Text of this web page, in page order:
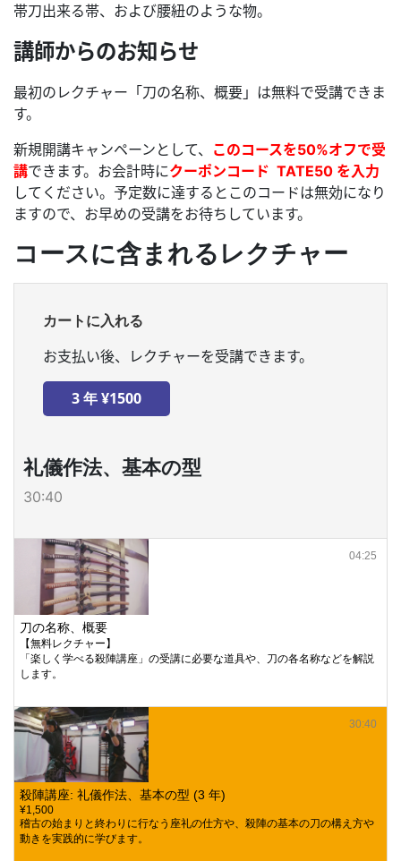
帯刀出来る帯、および腰紐のような物。
講師からのお知らせ
最初のレクチャー「刀の名称、概要」は無料で受講できま
す。
新規開講キャンペーンとして、 このコースを50%オフで受
講できます。お会計時にクーポンコード TATE50 を入力
してください。予定数に達するとこのコードは無効になり
ますので、お早めの受講をお待ちしています。
コースに含まれるレクチャー
カートに入れる
お支払い後、レクチャーを受講できます。
礼儀作法、基本の型
30:40
刀の名称、概要
【無料レクチャー】
「楽しく学べる殺陣講座」の受講に必要な道具や、刀の各名称などを解説
します。
04:25
殺陣講座: 礼儀作法、基本の型 (3 年)
¥1,500
稽古の始まりと終わりに行なう座礼の仕方や、殺陣の基本の刀の構え方や
動きを実践的に学びます。
30:40